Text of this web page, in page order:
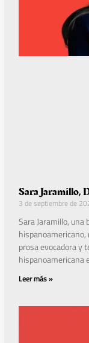
Sara Jaramillo,
3 de septiembre de
Sara Jaramillo,
prosa evocadora y
hispanoamericana
Leer más »